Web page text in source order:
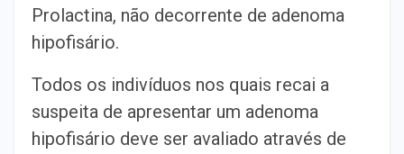
Prolactina, não decorrente de adenoma
hipofisário.
Todos os indivíduos nos quais recai a
suspeita de apresentar um adenoma
hipofisário deve ser avaliado através de